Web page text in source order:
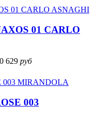
01 CARLO
629 руб
003